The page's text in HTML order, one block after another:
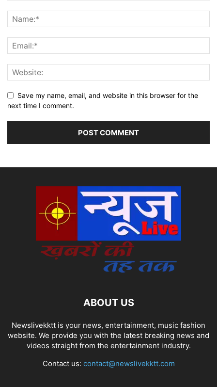
Save my name, email, and website in this browser for the
next time I comment.
ABOUT US
Newslivekktt is your news, entertainment, music fashion
website. We provide you with the latest breaking news and
videos straight from the entertainment industry.
Contact us: contact@newslivekktt.com